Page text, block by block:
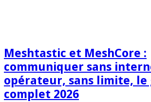
Meshtastic et MeshCore :
communiquer sans
opérateur, sans limite, le
complet 2026